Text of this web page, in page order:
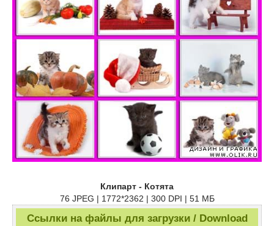
Клипарт - Котята
76 JPEG | 1772*2362 | 300 DPI | 51 МБ
Ссылки на файлы для загрузки / Download